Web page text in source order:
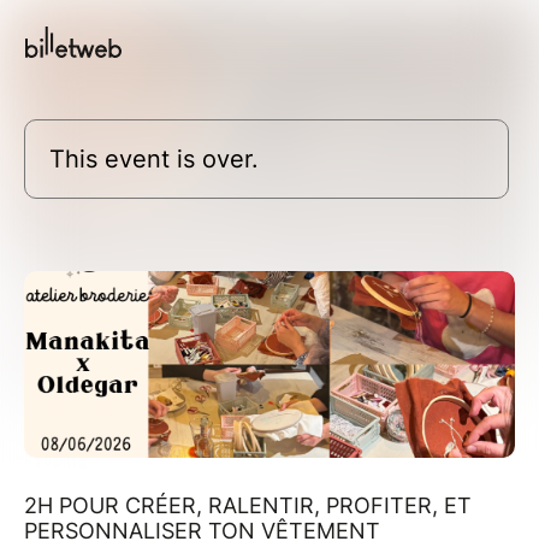
This event is over.
2H POUR CRÉER, RALENTIR, PROFITER, ET
PERSONNALISER TON VÊTEMENT